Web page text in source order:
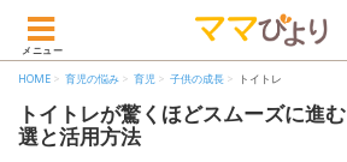
メニュー
HOME 育児の悩み 育児 子供の成長 トイトレ
トイトレが驚くほどスムーズに進
選と活用方法